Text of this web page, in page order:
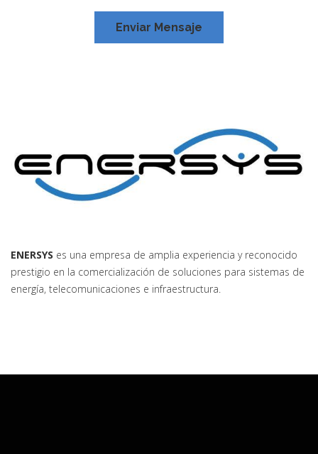
ENERSYS es una empresa de amplia experiencia y reconocido
prestigio en la comercialización de soluciones para sistemas de
energía, telecomunicaciones e infraestructura.